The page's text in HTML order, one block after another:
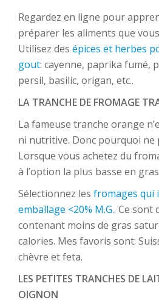
Regardez en ligne pour
préparer les aliments que
Utilisez des épices et herbes
gout: cayenne, paprika fumé,
persil, basilic, origan, etc..
LA TRANCHE DE FROMAGE
La fameuse tranche orange
ni nutritive. Donc pourquoi ne
Lorsque vous achetez du
à l’option la plus basse en
Sélectionnez les fromages qui
emballage <20% M.G.. Ce sont
contenant moins de gras
calories. Mes favoris sont:
chèvre et feta.
LES PETITES TRANCHES DE
OIGNON